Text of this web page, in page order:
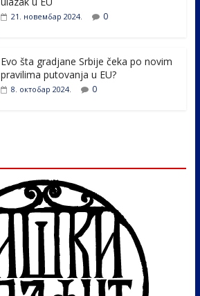
21. новембар 2024. 0
Evo šta gradjane Srbije čeka po novim
pravilima putovanja u EU?
8. октобар 2024. 0